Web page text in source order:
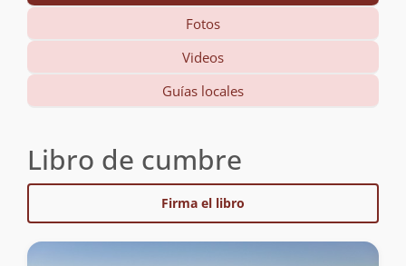
Fotos
Videos
Guías locales
Libro de cumbre
Firma el libro